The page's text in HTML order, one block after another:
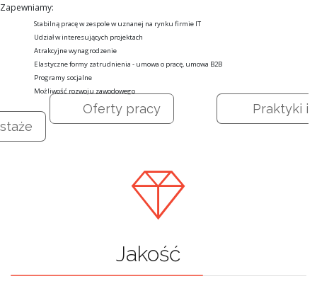
Zapewniamy:
Stabilną pracę w zespole w uznanej na rynku firmie IT
Udział w interesujących projektach
Atrakcyjne wynagrodzenie
Elastyczne formy zatrudnienia - umowa o pracę, umowa B2B
Programy socjalne
Możliwość rozwoju zawodowego
Oferty pracy
Praktyki i
staże
Jakość